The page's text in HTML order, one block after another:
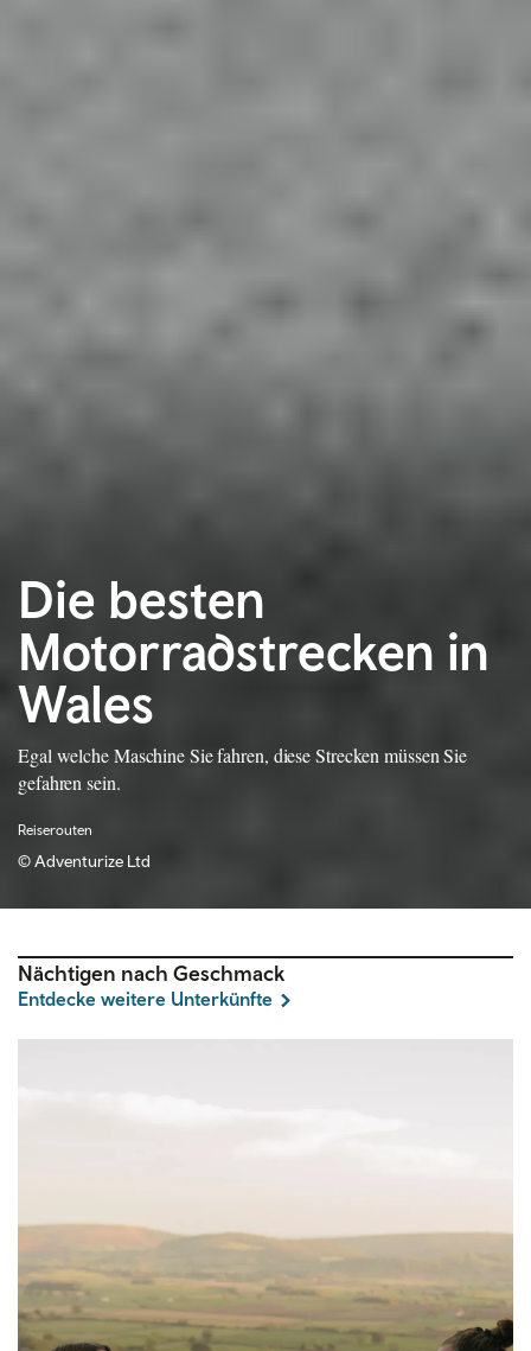
Die besten
Motorradstrecken in
Wales
Egal welche Maschine Sie fahren, diese Strecken müssen Sie
gefahren sein.
Reiserouten
©Adventurize Ltd
Nächtigen nach Geschmack
Entdecke weitere Unterkünfte